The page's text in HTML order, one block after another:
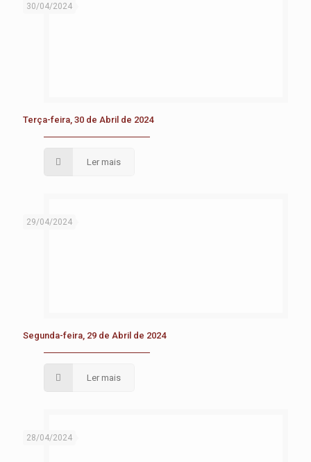
30/04/2024
Terça-feira, 30 de Abril de 2024
Ler mais
29/04/2024
Segunda-feira, 29 de Abril de 2024
Ler mais
28/04/2024